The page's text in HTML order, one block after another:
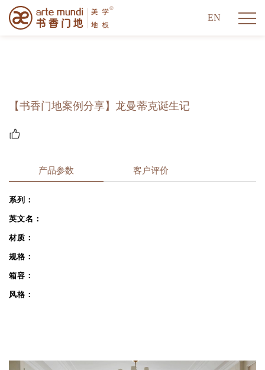
EN
【书香门地案例分享】龙曼蒂克诞生记
产品参数 客户评价
系列：
英文名：
材质：
规格：
箱容：
风格：